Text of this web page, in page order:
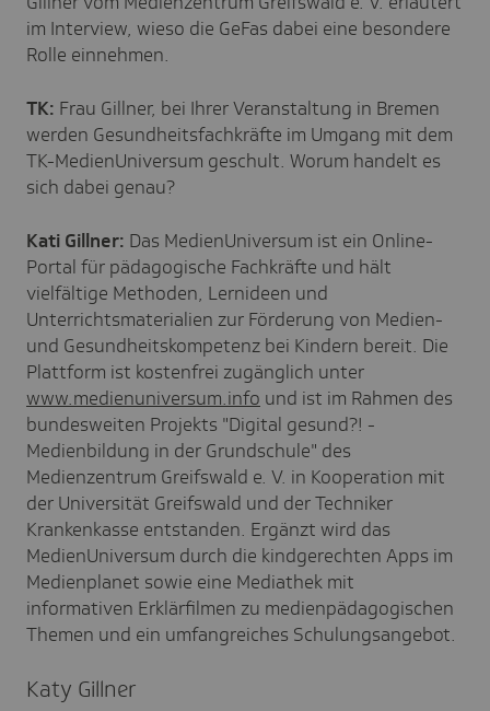
im Interview, wieso die GeFas dabei eine besondere
Rolle einnehmen.
TK: Frau Gillner, bei Ihrer Veranstaltung in Bremen
werden Gesundheitsfachkräfte im Umgang mit dem
TK-MedienUniversum geschult. Worum handelt es
sich dabei genau?
Kati Gillner: Das MedienUniversum ist ein Online-
Portal für pädagogische Fachkräfte und hält
vielfältige Methoden, Lernideen und
Unterrichtsmaterialien zur Förderung von Medien-
und Gesundheitskompetenz bei Kindern bereit. Die
Plattform ist kostenfrei zugänglich unter
www.medienuniversum.info und ist im Rahmen des
bundesweiten Projekts "Digital gesund?! -
Medienbildung in der Grundschule" des
Medienzentrum Greifswald e. V. in Kooperation mit
der Universität Greifswald und der Techniker
Krankenkasse entstanden. Ergänzt wird das
MedienUniversum durch die kindgerechten Apps im
Medienplanet sowie eine Mediathek mit
informativen Erklärfilmen zu medienpädagogischen
Themen und ein umfangreiches Schulungsangebot.
Katy Gillner